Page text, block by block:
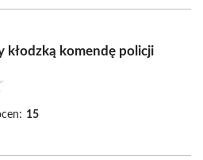
kłodzką komendę policji
15